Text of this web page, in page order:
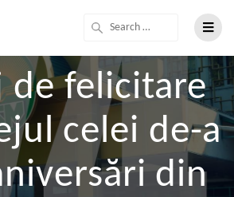
de felicitare
celei de-a
din